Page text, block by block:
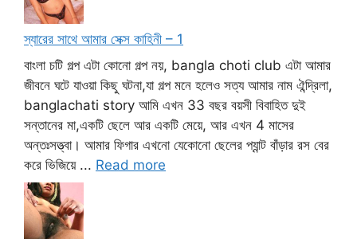
স্যারের সাথে আমার সেক্স কাহিনী – 1
বাংলা চটি গল্প এটা কোনো গল্প নয়, bangla choti club এটা আমার
জীবনে ঘটে যাওয়া কিছু ঘটনা,যা গল্প মনে হলেও সত্য আমার নাম ঐন্দ্রিলা,
banglachati story আমি এখন 33 বছর বয়সী বিবাহিত দুই
সন্তানের মা,একটি ছেলে আর একটি মেয়ে, আর এখন 4 মাসের
অন্তঃসত্ত্বা। আমার ফিগার এখনো যেকোনো ছেলের প্যান্ট বাঁড়ার রস বের
করে ভিজিয়ে ... Read more